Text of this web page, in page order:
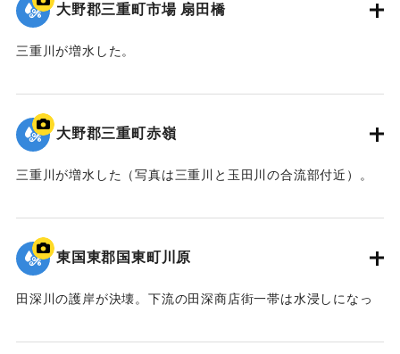
大野郡三重町市場 扇田橋
三重川が増水した。
｜固有コード:00679007
大野郡三重町赤嶺
三重川が増水した（写真は三重川と玉田川の合流部付近）。
｜固有コード:00679008
東国東郡国東町川原
田深川の護岸が決壊。下流の田深商店街一帯は水浸しになっ
った。写真は住宅のすぐ側まで護岸が削られた様子（国東町